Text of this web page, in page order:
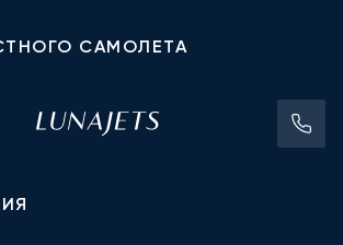
САМОЛЕТА
ЧАРТЕРА